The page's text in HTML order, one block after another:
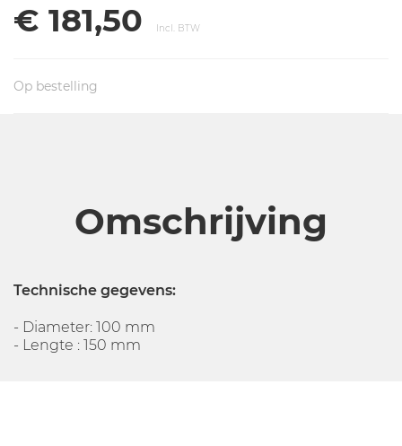
€ 181,50 Incl. BTW
Op bestelling
Omschrijving
Technische gegevens:
- Diameter: 100 mm
- Lengte : 150 mm